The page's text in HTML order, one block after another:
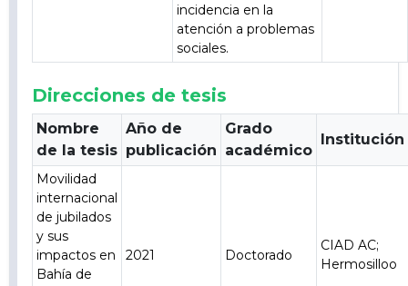
incidencia en la
atención a problemas
sociales.
Direcciones de tesis
Nombre
de la tesis
Año de
publicación
Grado
académico
Institución
Movilidad
internacional
de jubilados
y sus
impactos en
Bahía de
2021 Doctorado
CIAD AC;
Hermosilloo